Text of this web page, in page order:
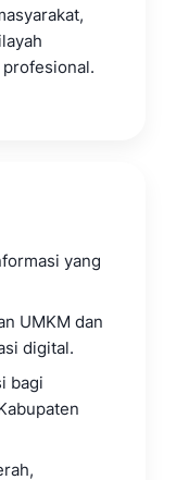
yang
UMKM dan
digital.
bagi